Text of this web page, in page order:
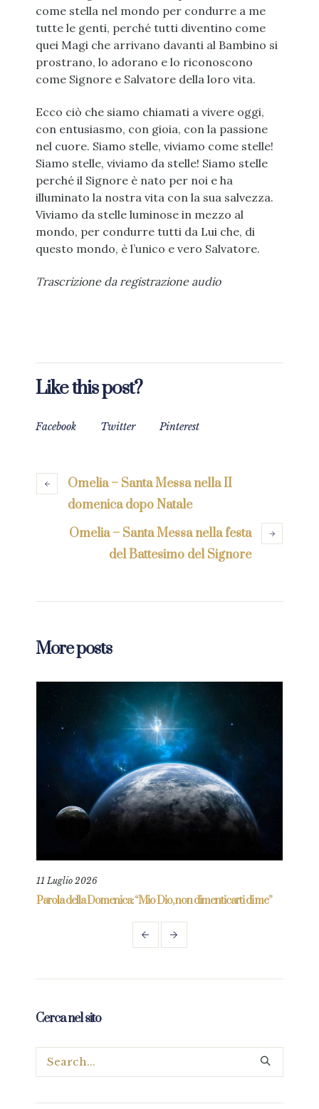
come stella nel mondo per condurre a me
tutte le genti, perché tutti diventino come
quei Magi che arrivano davanti al Bambino si
prostrano, lo adorano e lo riconoscono
come Signore e Salvatore della loro vita.
Ecco ciò che siamo chiamati a vivere oggi,
con entusiasmo, con gioia, con la passione
nel cuore. Siamo stelle, viviamo come stelle!
Siamo stelle, viviamo da stelle! Siamo stelle
perché il Signore è nato per noi e ha
illuminato la nostra vita con la sua salvezza.
Viviamo da stelle luminose in mezzo al
mondo, per condurre tutti da Lui che, di
questo mondo, è l’unico e vero Salvatore.
Trascrizione da registrazione audio
Like this post?
Facebook Twitter Pinterest
Omelia – Santa Messa nella II
domenica dopo Natale
Omelia – Santa Messa nella festa
del Battesimo del Signore
More posts
11 Luglio 2026
Parola della Domenica: “Mio Dio, non dimenticarti di me”
Cerca nel sito